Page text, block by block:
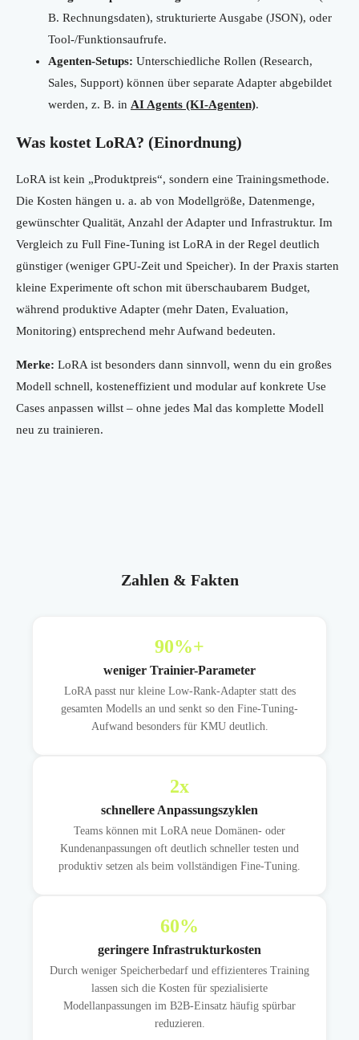
B. Rechnungsdaten), strukturierte Ausgabe (JSON), oder
Tool-/Funktionsaufrufe.
Agenten-Setups: Unterschiedliche Rollen (Research,
Sales, Support) können über separate Adapter abgebildet
werden, z. B. in AI Agents (KI-Agenten).
Was kostet LoRA? (Einordnung)
LoRA ist kein „Produktpreis“, sondern eine Trainingsmethode.
Die Kosten hängen u. a. ab von Modellgröße, Datenmenge,
gewünschter Qualität, Anzahl der Adapter und Infrastruktur. Im
Vergleich zu Full Fine-Tuning ist LoRA in der Regel deutlich
günstiger (weniger GPU-Zeit und Speicher). In der Praxis starten
kleine Experimente oft schon mit überschaubarem Budget,
während produktive Adapter (mehr Daten, Evaluation,
Monitoring) entsprechend mehr Aufwand bedeuten.
Merke: LoRA ist besonders dann sinnvoll, wenn du ein großes
Modell schnell, kosteneffizient und modular auf konkrete Use
Cases anpassen willst – ohne jedes Mal das komplette Modell
neu zu trainieren.
Zahlen & Fakten
90%+
weniger Trainier-Parameter
LoRA passt nur kleine Low-Rank-Adapter statt des
gesamten Modells an und senkt so den Fine-Tuning-
Aufwand besonders für KMU deutlich.
2x
schnellere Anpassungszyklen
Teams können mit LoRA neue Domänen- oder
Kundenanpassungen oft deutlich schneller testen und
produktiv setzen als beim vollständigen Fine-Tuning.
60%
geringere Infrastrukturkosten
Durch weniger Speicherbedarf und effizienteres Training
lassen sich die Kosten für spezialisierte
Modellanpassungen im B2B-Einsatz häufig spürbar
reduzieren.